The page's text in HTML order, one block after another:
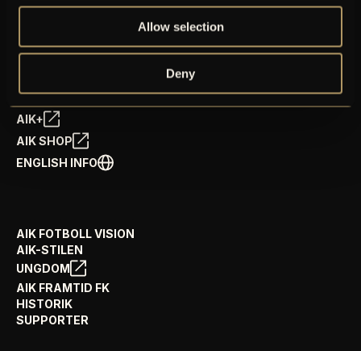
Allow selection
Deny
NYHETER
PRENUMERERA PÅ NYHETSBREV
AIK+
AIK SHOP
ENGLISH INFO
AIK FOTBOLL VISION
AIK-STILEN
UNGDOM
AIK FRAMTID FK
HISTORIK
SUPPORTER